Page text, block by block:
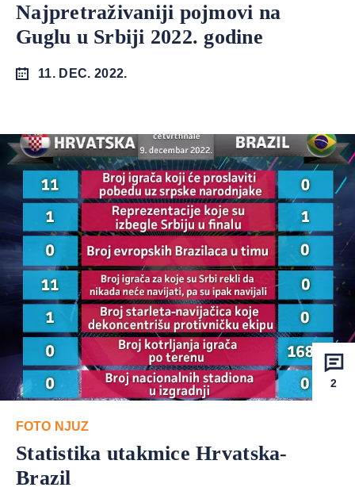
Najpretraživaniji pojmovi na
Guglu u Srbiji 2022. godine
11. DEC. 2022.
2
FOTO NJUZ
Statistika utakmice Hrvatska-
Brazil